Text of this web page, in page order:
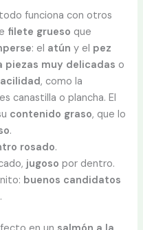
funciona con otros
filete grueso que
: el atún y el pez
piezas muy delicadas o
, como la
canastilla o plancha. El
contenido graso, que lo
.
rosado.
jugoso por dentro.
buenos candidatos